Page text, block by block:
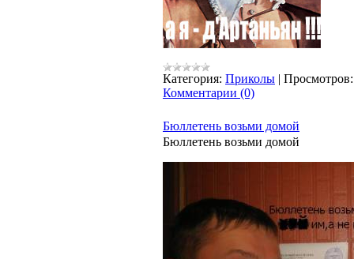
Категория: Приколы | Просмотров:
Комментарии (0)
Бюллетень возьми домой
Бюллетень возьми домой